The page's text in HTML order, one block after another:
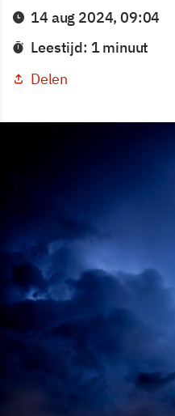
14 aug 2024, 09:04
Leestijd: 1 minuut
Delen